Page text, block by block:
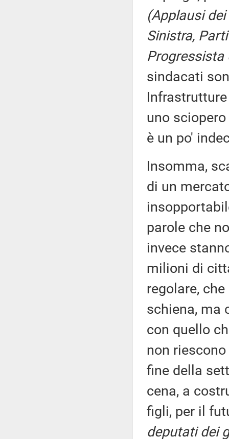
(Applausi
Sinistra,
Progressista
sindacati
uno
è un po'
Insomma,
di un
parole che
invece
milioni di
regolare,
schiena, ma
con quello
non
fine della
cena, a
figli, per il
deputati dei